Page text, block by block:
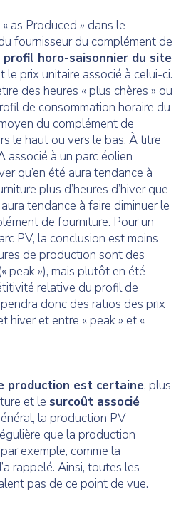
« as Produced » dans le
fournisseur du complément de
profil horo-saisonnier du site
prix unitaire associé à celui-ci.
des heures « plus chères » ou
de consommation horaire du
du complément de
le haut ou vers le bas. À titre
associé à un parc éolien
qu’en été aura tendance à
plus d’heures d’hiver que
aura tendance à faire diminuer le
de fourniture. Pour un
PV, la conclusion est moins
de production sont des
peak »), mais plutôt en été
relative du profil de
donc des ratios des prix
hiver et entre « peak » et «
production est certaine, plus
et le surcoût associé
la production PV
que la production
exemple, comme la
rappelé. Ainsi, toutes les
pas de ce point de vue.